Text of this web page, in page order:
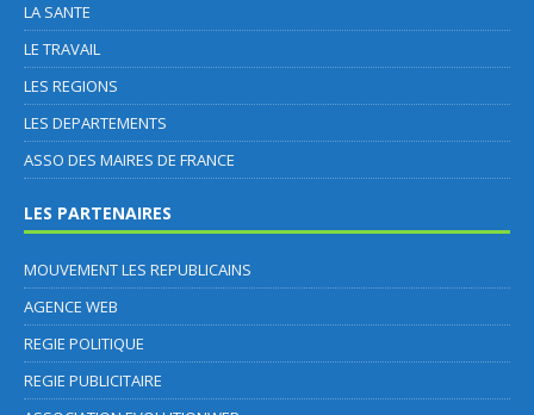
LA SANTE
LE TRAVAIL
LES REGIONS
LES DEPARTEMENTS
ASSO DES MAIRES DE FRANCE
LES PARTENAIRES
MOUVEMENT LES REPUBLICAINS
AGENCE WEB
REGIE POLITIQUE
REGIE PUBLICITAIRE